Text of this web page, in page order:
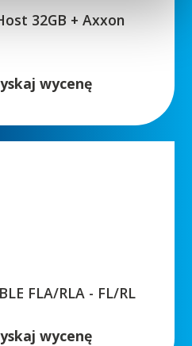
32GB + Axxon
wycenę
FLA/RLA - FL/RL
wycenę